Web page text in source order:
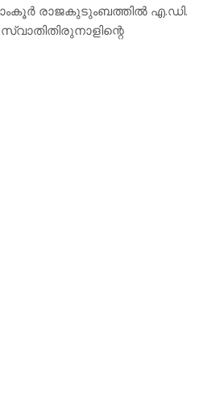
രാജകുടുംബത്തില്‍ എ.ഡി.